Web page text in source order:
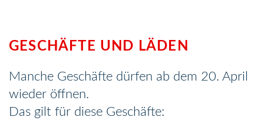
GESCHÄFTE UND LÄDEN
Manche Geschäfte dürfen ab dem 20. April
wieder öffnen.
Das gilt für diese Geschäfte: